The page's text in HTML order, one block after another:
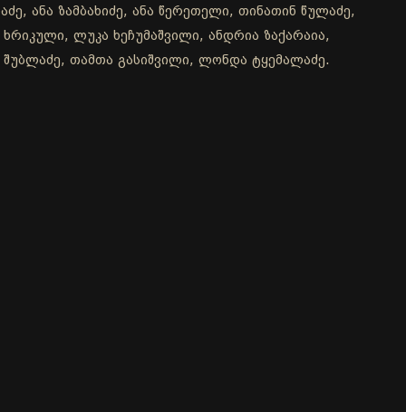
ანა ზამბახიძე, ანა წერეთელი, თინათინ წულაძე,
ლუკა ხეჩუმაშვილი, ანდრია ზაქარაია,
თამთა გასიშვილი, ლონდა ტყემალაძე.